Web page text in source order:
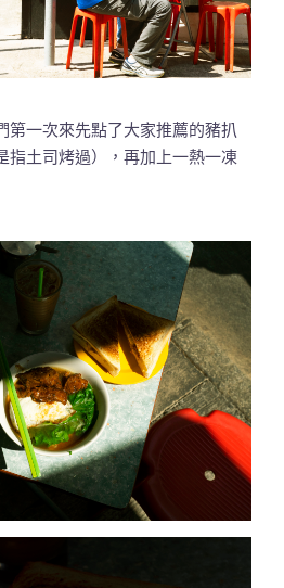
第一次來先點了大家推薦的豬扒
指土司烤過），再加上一熱一凍